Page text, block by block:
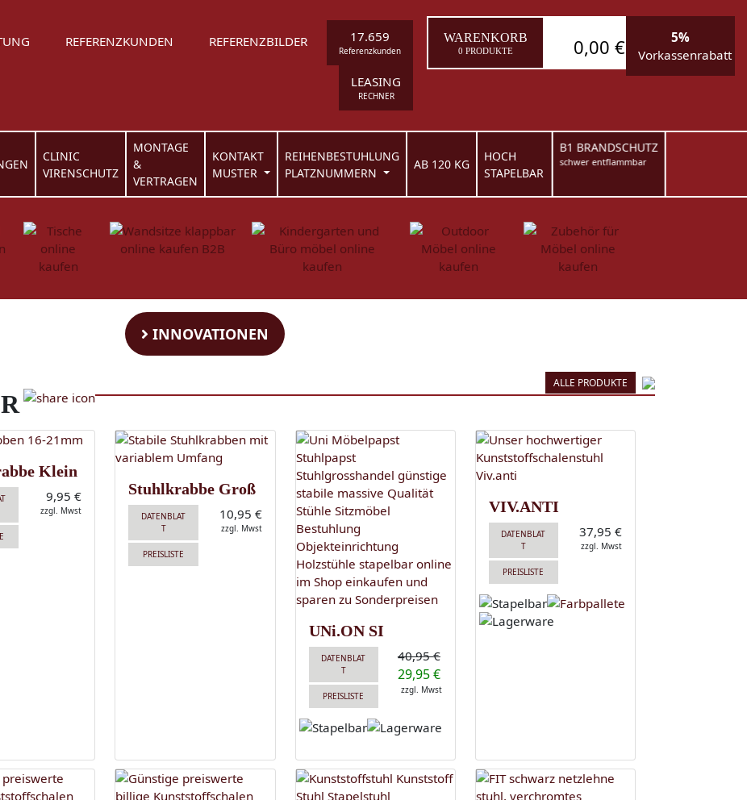
REFERENZKUNDEN REFERENZBILDER 17.659
Referenzkunden
LEASING
RECHNER
WARENKORB
0 PRODUKTE 0,00 €
5%
Vorkassenrabatt
CLINIC
VIRENSCHUTZ
MONTAGE
&
VERTRAGEN
KONTAKT
MUSTER
REIHENBESTUHLUNG
PLATZNUMMERN
AB 120 KG
HOCH
STAPELBAR
B1 BRANDSCHUTZ
schwer entflammbar
INNOVATIONEN
ALLE PRODUKTE
Klein
9,95 €
zzgl. Mwst
Stuhlkrabbe Groß
DATENBLAT
T
PREISLISTE
10,95 €
zzgl. Mwst
UNi.ON SI
DATENBLAT
T
PREISLISTE
40,95 €
29,95 €
zzgl. Mwst
VIV.ANTI
DATENBLAT
T
PREISLISTE
37,95 €
zzgl. Mwst